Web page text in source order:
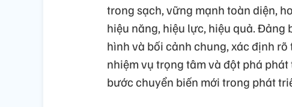
trong sạch, vững mạnh toàn diện,
hiệu năng, hiệu lực, hiệu quả.
hình và bối cảnh chung, xác định
nhiệm vụ trọng tâm và đột phá
bước chuyển biến mới trong phát